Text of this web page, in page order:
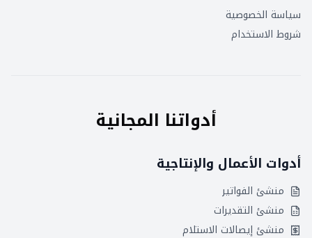
سياسة الخصوصية
شروط الاستخدام
أدواتنا المجانية
أدوات الأعمال والإنتاجية
منشئ الفواتير
منشئ التقديرات
منشئ إيصالات الاستلام